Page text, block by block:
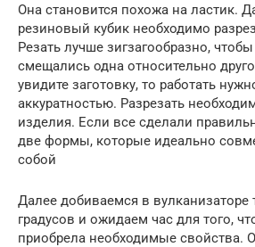
Она становится похожа на ластик.
резиновый кубик необходимо
Резать лучше зигзагообразно,
смещались одна относительно
увидите заготовку, то работать
аккуратностью. Разрезать
изделия. Если все сделали
две формы, которые идеально
собой
Далее добиваемся в вулканизаторе
градусов и ожидаем час для того,
приобрела необходимые свойства.